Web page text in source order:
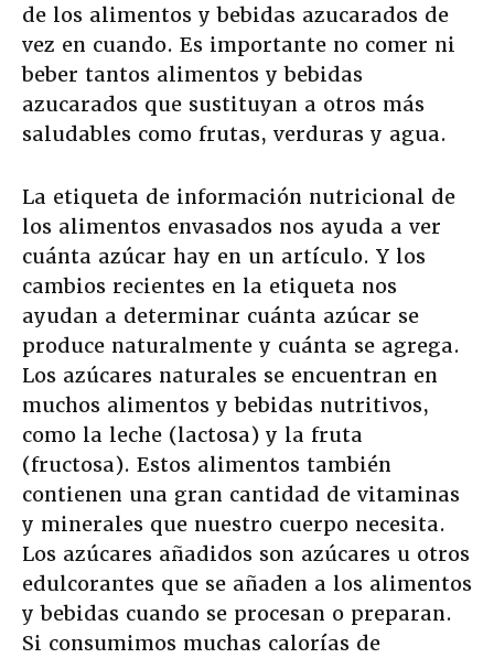
de los alimentos y bebidas azucarados de
vez en cuando. Es importante no comer ni
beber tantos alimentos y bebidas
azucarados que sustituyan a otros más
saludables como frutas, verduras y agua.
La etiqueta de información nutricional de
los alimentos envasados nos ayuda a ver
cuánta azúcar hay en un artículo. Y los
cambios recientes en la etiqueta nos
ayudan a determinar cuánta azúcar se
produce naturalmente y cuánta se agrega.
Los azúcares naturales se encuentran en
muchos alimentos y bebidas nutritivos,
como la leche (lactosa) y la fruta
(fructosa). Estos alimentos también
contienen una gran cantidad de vitaminas
y minerales que nuestro cuerpo necesita.
Los azúcares añadidos son azúcares u otros
edulcorantes que se añaden a los alimentos
y bebidas cuando se procesan o preparan.
Si consumimos muchas calorías de